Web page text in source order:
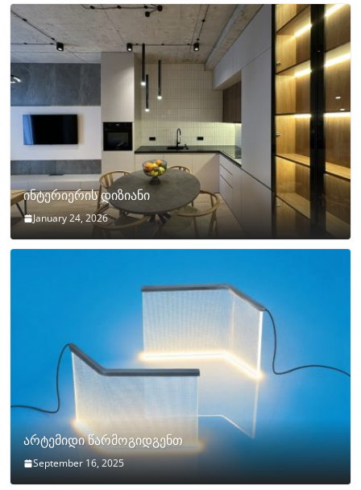
ინტერიერის დიზიანი
January 24, 2026
არტემიდი წარმოგიდგენთ
September 16, 2025